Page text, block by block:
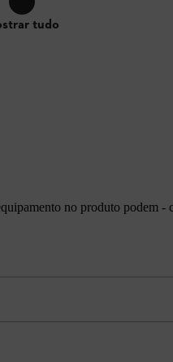
tudo
no produto podem